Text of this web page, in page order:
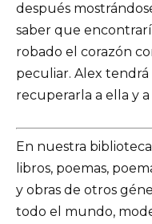
después
saber que
robado el corazón
peculiar. Alex
recuperarla a ella y a
En nuestra
libros, poemas,
y obras de otros
todo el mundo,